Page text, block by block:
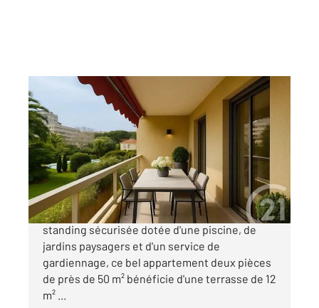
49,20 m
, 2 pièces
Ref : 16495
Appartement F2 à vendre
295 000 €
Nice Carlone - Au sein d'une résidence de
standing sécurisée dotée d'une piscine, de
jardins paysagers et d'un service de
gardiennage, ce bel appartement deux pièces
de près de 50 m² bénéficie d'une terrasse de 12
m² ...